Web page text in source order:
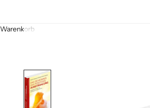
Warenkorb